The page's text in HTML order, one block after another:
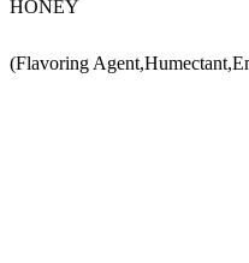
HONEY
(Flavoring